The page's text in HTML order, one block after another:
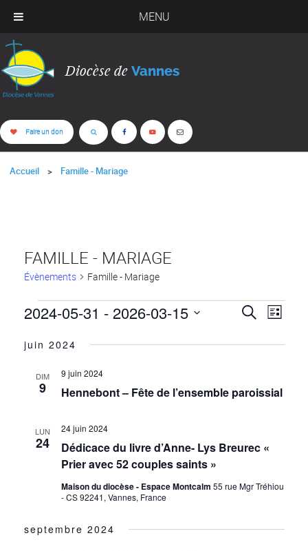
MENU
Diocèse de Vannes
Faire un don
Accueil Famille - Mariage
FAMILLE - MARIAGE
Évènements Famille - Mariage
ÉVÈNEMENTS
ET
Recherche
Liste
2024-05-31 - 2026-03-15
une
juin 2024
DIM
9 Hennebont – Fête de l’ensemble paroissial
9 juin 2024
LUN
24
Dédicace du livre d’Anne- Lys Breurec «
Prier avec 52 couples saints »
24 juin 2024
Maison du diocèse - Espace Montcalm 55 rue Mgr Tréhiou
- CS 92241, Vannes, France
septembre 2024